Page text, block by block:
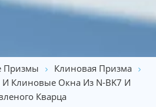
Призмы
Клиновая Призма
Клиновые Окна Из N-BK7 И
Кварца